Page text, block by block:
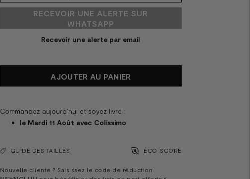
RECEVOIR UNE ALERTE SUR
WHATSAPP
Recevoir une alerte par email
AJOUTER AU PANIER
Commandez aujourd'hui et soyez livré :
le Mardi 11 Août avec Colissimo
GUIDE DES TAILLES ÉCO-SCORE
Nouvelle cliente ? Saisissez le code de réduction